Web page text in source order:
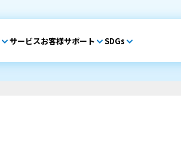
サービスお客様サポート SDGs